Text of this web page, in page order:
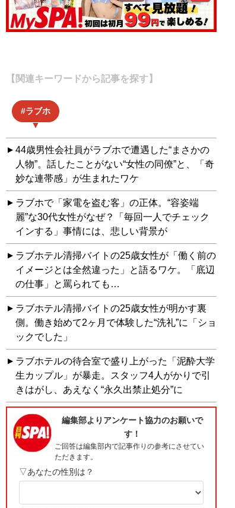
【関連キーワードから記事を探す】
ラブホ
44歳男性会社員がラブホで遭遇した“まさかの
人物”。話したことがない“女性の同僚”と、「奇
妙な連帯感」が生まれたワケ
ラブホで「家電を盗む客」の正体。“容姿端
麗”な30代女性がなぜ？「毎回一人でチェック
インする」事情には、悲しい背景が
ラブホテル清掃バイトの25歳女性が「働く前の
イメージとは全然違った」と語るワケ。「底辺
の仕事」と罵られても…
ラブホテル清掃バイトの25歳女性が明かす裏
側。働き始めて2ヶ月で体験した“洗礼”に「ショ
ックでした」
ラブホテルの待合室で盛り上がった「泥酔大学
生カップル」が暴走。スタッフ4人がかりで引
きはがし、あえなく“永久出禁止処分”に